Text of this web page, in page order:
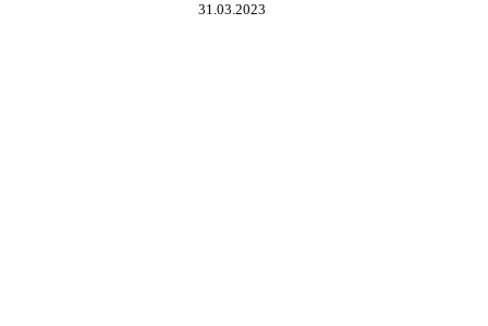
31.03.2023